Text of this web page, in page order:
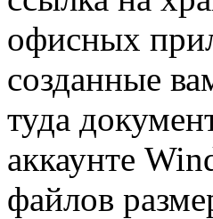
офисных
созданные
туда
аккаунте
файлов